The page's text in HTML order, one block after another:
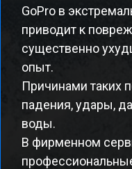
GoPro в
приводит к
существенно
опыт.
Причинами таких
падения, удары,
воды.
В фирменном